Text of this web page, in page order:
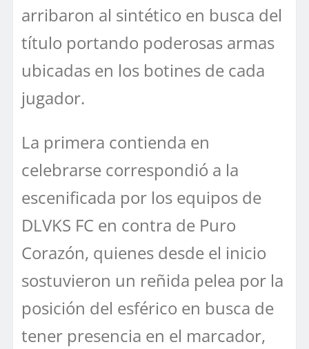
arribaron al sintético en busca del
título portando poderosas armas
ubicadas en los botines de cada
jugador.
La primera contienda en
celebrarse correspondió a la
escenificada por los equipos de
DLVKS FC en contra de Puro
Corazón, quienes desde el inicio
sostuvieron un reñida pelea por la
posición del esférico en busca de
tener presencia en el marcador,